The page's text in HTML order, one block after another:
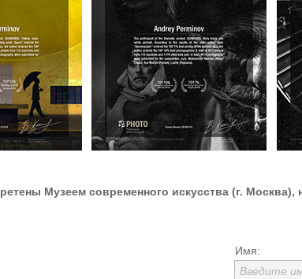
Музеем современного искусства (г.
Имя:
Введите